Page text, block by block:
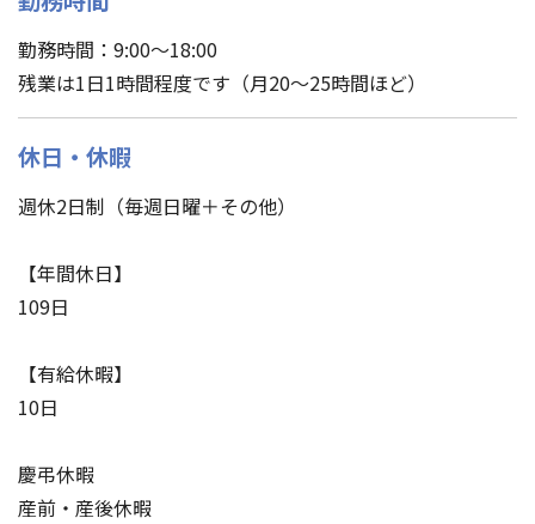
勤務時間：9:00～18:00
残業は1日1時間程度です（月20～25時間ほど）
休日・休暇
週休2日制（毎週日曜＋その他）
【年間休日】
109日
【有給休暇】
10日
慶弔休暇
産前・産後休暇